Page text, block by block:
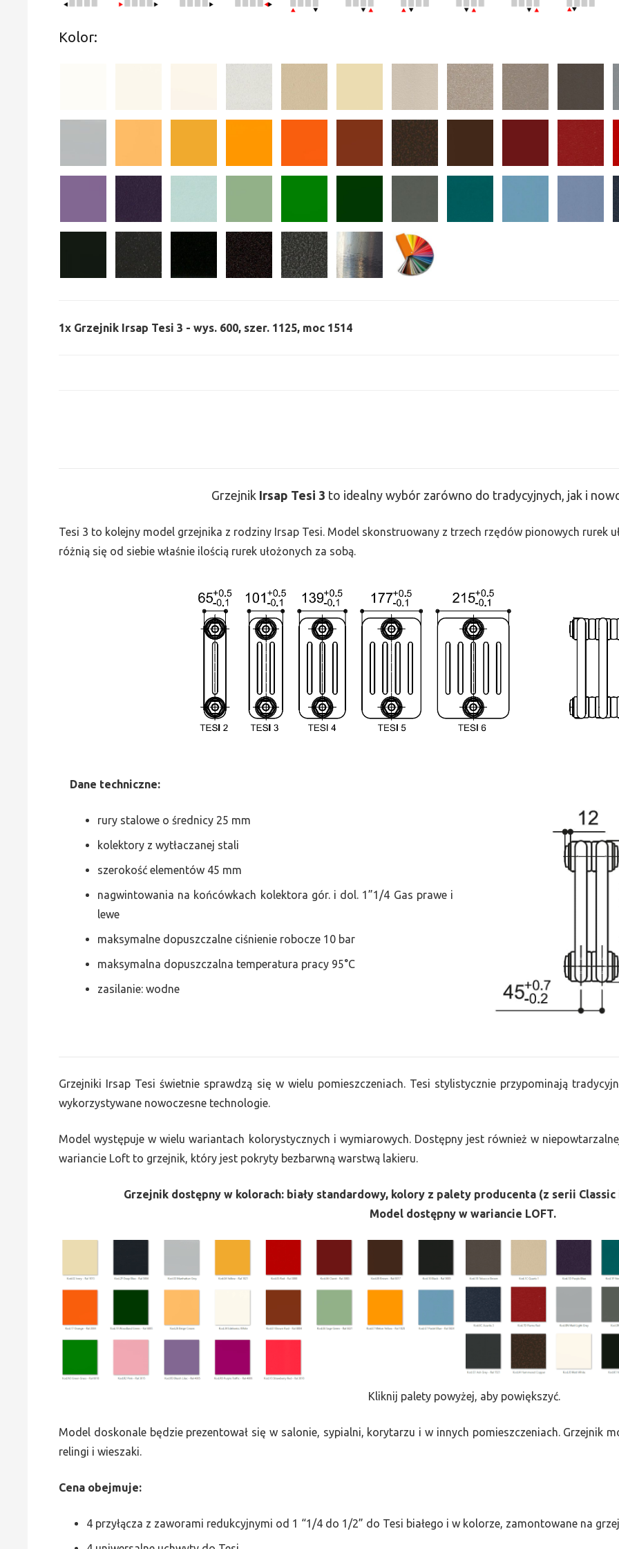
Kolor:
1x Grzejnik Irsap Tesi 3 - wys. 600, szer. 1125, moc 1514
Grzejnik Irsap Tesi 3 to idealny wybór zarówno do tradycyjnych, jak i
Tesi 3 to kolejny model grzejnika z rodziny Irsap Tesi. Model skonstruowany z trzech rzędów pionowych rurek
różnią się od siebie właśnie ilością rurek ułożonych za sobą.
Dane techniczne:
rury stalowe o średnicy 25 mm
kolektory z wytłaczanej stali
szerokość elementów 45 mm
nagwintowania na końcówkach kolektora gór. i dol. 1”1/4 Gas prawe i
lewe
maksymalne dopuszczalne ciśnienie robocze 10 bar
maksymalna dopuszczalna temperatura pracy 95°C
zasilanie: wodne
Grzejniki Irsap Tesi świetnie sprawdzą się w wielu pomieszczeniach. Tesi stylistycznie przypominają
wykorzystywane nowoczesne technologie.
Model występuje w wielu wariantach kolorystycznych i wymiarowych. Dostępny jest również w
wariancie Loft to grzejnik, który jest pokryty bezbarwną warstwą lakieru.
Grzejnik dostępny w kolorach: biały standardowy, kolory z palety producenta (z serii
Model dostępny w wariancie LOFT.
Kliknij palety powyżej, aby powiększyć.
Model doskonale będzie prezentował się w salonie, sypialni, korytarzu i w innych pomieszczeniach. Grzejnik
relingi i wieszaki.
Cena obejmuje:
4 przyłącza z zaworami redukcyjnymi od 1 “1/4 do 1/2” do Tesi białego i w kolorze, zamontowane na